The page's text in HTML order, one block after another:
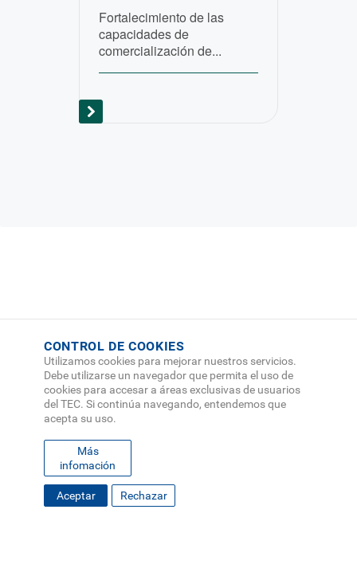
Fortalecimiento de las
capacidades de
comercialización de...
Desplace hacia abajo
FOOTERMAPA DEL SITIO DIRECTORIO
CONTROL DE COOKIES
Utilizamos cookies para mejorar nuestros servicios.
Debe utilizarse un navegador que permita el uso de
cookies para accesar a áreas exclusivas de usuarios
del TEC. Si continúa navegando, entendemos que
acepta su uso.
Más
infomación
Aceptar Rechazar